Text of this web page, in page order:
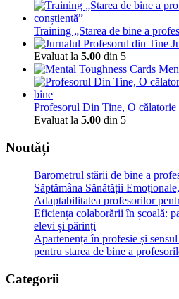
Training „Starea de bine a
Evaluat la 5.00 din 5
Profesorul Din Tine, O călatorie
Evaluat la 5.00 din 5
Noutăți
Barometrul stării de bine a
Săptămâna Sănătății
Adaptabilitatea profesorilor
Eficiența colaborării în școală:
elevi și părinți
Apartenența în profesie și
pentru starea de bine a
Categorii